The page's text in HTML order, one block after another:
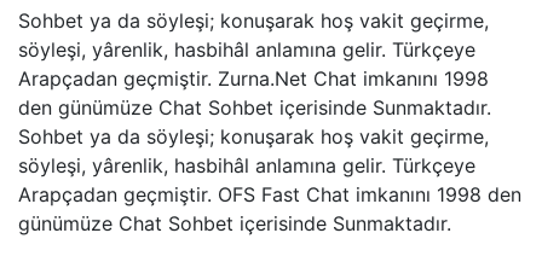
Sohbet ya da söyleşi; konuşarak hoş vakit geçirme,
söyleşi, yârenlik, hasbihâl anlamına gelir. Türkçeye
Arapçadan geçmiştir. Zurna.Net Chat imkanını 1998
den günümüze Chat Sohbet içerisinde Sunmaktadır.
Sohbet ya da söyleşi; konuşarak hoş vakit geçirme,
söyleşi, yârenlik, hasbihâl anlamına gelir. Türkçeye
Arapçadan geçmiştir. OFS Fast Chat imkanını 1998 den
günümüze Chat Sohbet içerisinde Sunmaktadır.